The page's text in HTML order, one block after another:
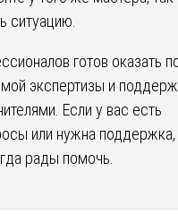
ситуацию.
готов оказать
экспертизы и
Если у вас есть
или нужна поддержка,
рады помочь.